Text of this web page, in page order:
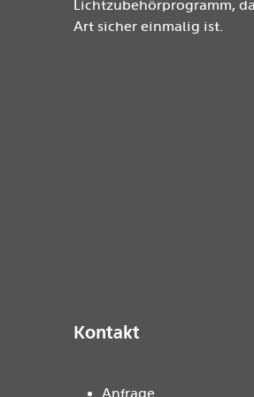
Lichtzubehörprogramm,
Art sicher einmalig ist.
Kontakt
Anfrage